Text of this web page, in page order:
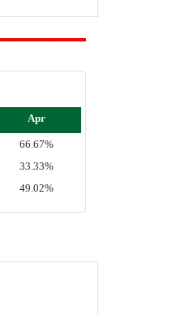
Apr
66.67%
33.33%
49.02%